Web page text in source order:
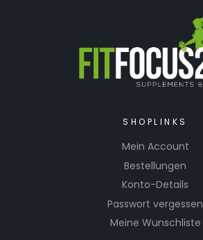
SHOPLINKS
Mein Account
Bestellungen
Konto-Details
Passwort vergessen
Meine Wunschliste